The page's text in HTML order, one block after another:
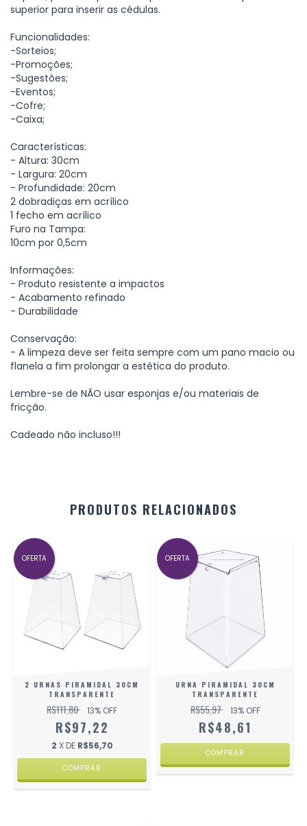
superior para inserir as cédulas.
Funcionalidades:
-Sorteios;
-Promoções;
-Sugestões;
-Eventos;
-Cofre;
-Caixa;
Características:
- Altura: 30cm
- Largura: 20cm
- Profundidade: 20cm
2 dobradiças em acrílico
1 fecho em acrílico
Furo na Tampa:
10cm por 0,5cm
Informações:
- Produto resistente a impactos
- Acabamento refinado
- Durabilidade
Conservação:
- A limpeza deve ser feita sempre com um pano macio ou
flanela a fim prolongar a estética do produto.
Lembre-se de NÃO usar esponjas e/ou materiais de
fricção.
Cadeado não incluso!!!
PRODUTOS RELACIONADOS
OFERTA
2 URNAS PIRAMIDAL 30CM
TRANSPARENTE
R$111,80 13% OFF
R$97,22
2 X DE R$56,70
OFERTA
URNA PIRAMIDAL 30CM
TRANSPARENTE
R$55,97 13% OFF
R$48,61